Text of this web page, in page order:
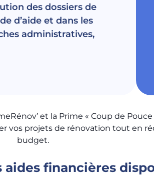
des dossiers de
d’aide et dans les
administratives,
et la Prime « Coup de
vos projets de rénovation tout en
budget.
financières